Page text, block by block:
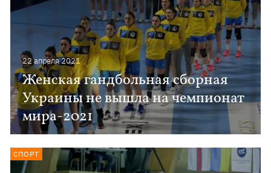
22 апреля 2021
Женская гандбольная сборная
Украины не вышла на чемпионат
мира-2021
СПОРТ